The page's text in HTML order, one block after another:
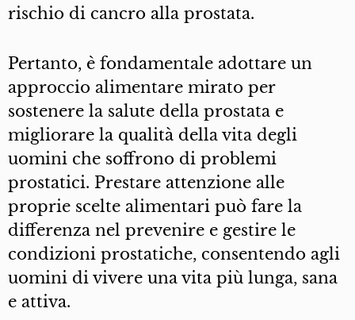
rischio di cancro alla prostata.
Pertanto, è fondamentale adottare un
approccio alimentare mirato per
sostenere la salute della prostata e
migliorare la qualità della vita degli
uomini che soffrono di problemi
prostatici. Prestare attenzione alle
proprie scelte alimentari può fare la
differenza nel prevenire e gestire le
condizioni prostatiche, consentendo agli
uomini di vivere una vita più lunga, sana
e attiva.